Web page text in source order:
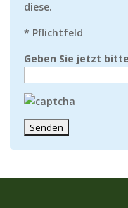
diese.
* Pflichtfeld
Geben Sie jetzt